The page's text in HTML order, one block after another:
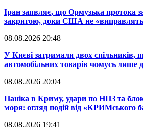
​Іран заявляє, що Ормузька протока
закритою, доки США не
08.08.2026 20:48
​У Києві затримали двох спільників,
автомобільних товарів чомусь лише
08.08.2026 20:04
Паніка в Криму, удари по НПЗ та
моря: огляд подій від «КРИМського
08.08.2026 19:41